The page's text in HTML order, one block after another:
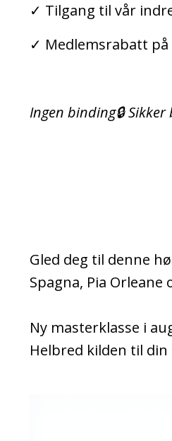
✓ Tilgang til vår
✓ Medlemsrabatt
Ingen binding🔒
Gled deg til denne
Spagna, Pia
Ny masterklasse i
Helbred kilden til